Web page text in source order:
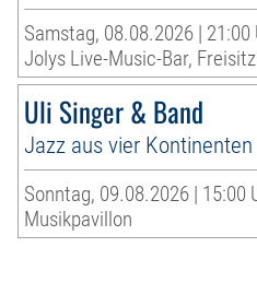
Samstag, 08.08.2026 | 21:00
Jolys Live-Music-Bar, Freisitz
Uli Singer & Band
Jazz aus vier Kontinenten
Sonntag, 09.08.2026 | 15:00
Musikpavillon